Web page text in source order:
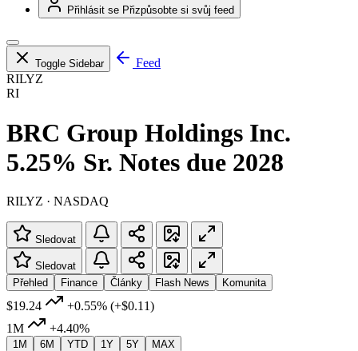
Přihlásit se Přizpůsobte si svůj feed
Toggle Sidebar
Feed
RILYZ
RI
BRC Group Holdings Inc.
5.25% Sr. Notes due 2028
RILYZ · NASDAQ
Sledovat
Sledovat
Přehled
Finance Články Flash News Komunita
$19.24 +0.55% (+$0.11)
1M
+4.40%
1M 6M YTD 1Y 5Y MAX